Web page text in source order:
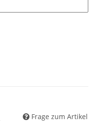
Frage zum Artikel